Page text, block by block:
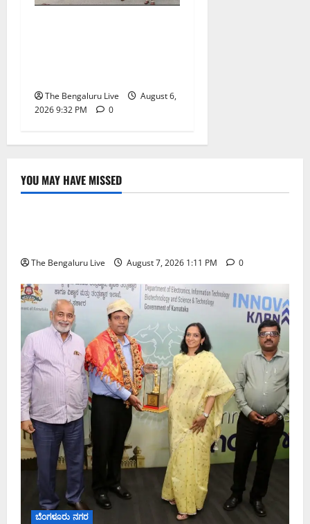
The Bengaluru Live
August 6,
2026 9:32 PM
0
YOU MAY HAVE MISSED
ಬೆಳಗಾವಿ ಬೆಂಗಳೂರು ನಗರ
The Bengaluru Live August 7, 2026 1:11 PM 0
ಬೆಂಗಳೂರು ನಗರ